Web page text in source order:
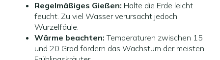
Regelmäßiges Gießen: Halte die Erde leicht
feucht. Zu viel Wasser verursacht jedoch
Wurzelfäule.
Wärme beachten: Temperaturen zwischen 15
und 20 Grad fördern das Wachstum der meisten